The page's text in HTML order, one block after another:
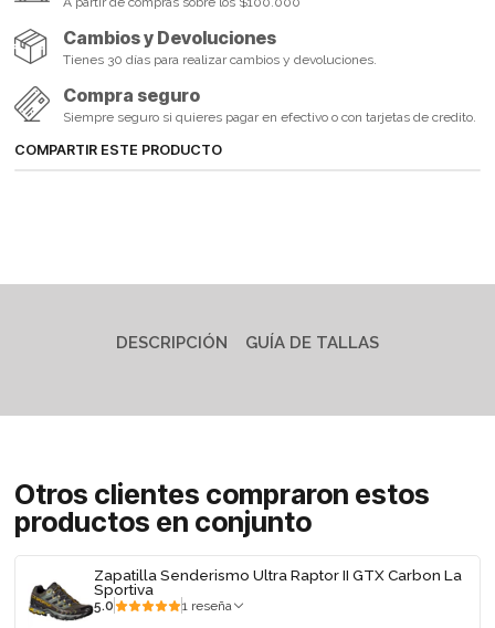
Cambios y Devoluciones
Tienes 30 días para realizar cambios y devoluciones.
Compra seguro
Siempre seguro si quieres pagar en efectivo o con tarjetas de credito.
COMPARTIR ESTE PRODUCTO
DESCRIPCIÓN GUÍA DE TALLAS
Otros clientes compraron estos
productos en conjunto
Zapatilla Senderismo Ultra Raptor II GTX Carbon La
Sportiva
5.0 1 reseña